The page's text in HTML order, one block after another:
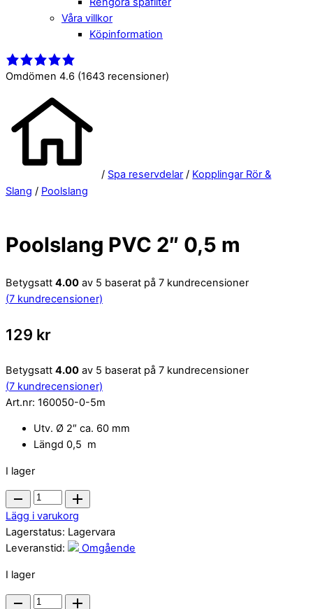
Våra villkor
Köpinformation
Close
Menu
Menu
Omdömen 4.6 (1643 recensioner)
/ Spa reservdelar / Kopplingar Rör &
Slang / Poolslang
Poolslang PVC 2″ 0,5 m
Betygsatt 4.00 av 5 baserat på 7 kundrecensioner
(7 kundrecensioner)
129 kr
Betygsatt 4.00 av 5 baserat på 7 kundrecensioner
(7 kundrecensioner)
Art.nr: 160050-0-5m
Utv. Ø 2″ ca. 60 mm
Längd 0,5 m
I lager
Poolslang
PVC
2"
0,5
quantity
Lägg i varukorg
Lagerstatus: Lagervara
Leveranstid:
Omgående
I lager
Poolslang